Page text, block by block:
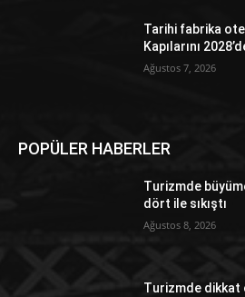
Tarihi fabrika
Kapılarını
Ağustos 7, 2026
POPÜLER HABERLER
Turizmde
dört ile sıkıştı
Ağustos 8, 2026
Turizmde dikkat